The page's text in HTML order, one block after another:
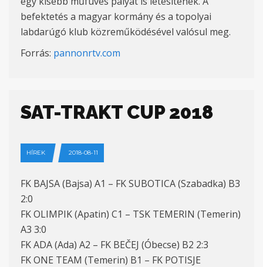
befektetés a magyar kormány és a topolyai
labdarúgó klub közreműködésével valósul meg.
Forrás: pannonrtv.com
SAT-TRAKT CUP 2018
HÍREK 2018-08-11
FK BAJSA (Bajsa) A1 – FK SUBOTICA (Szabadka) B3
2:0
FK OLIMPIK (Apatin) C1 – TSK TEMERIN (Temerin)
A3 3:0
FK ADA (Ada) A2 – FK BEČEJ (Óbecse) B2 2:3
FK ONE TEAM (Temerin) B1 – FK POTISJE